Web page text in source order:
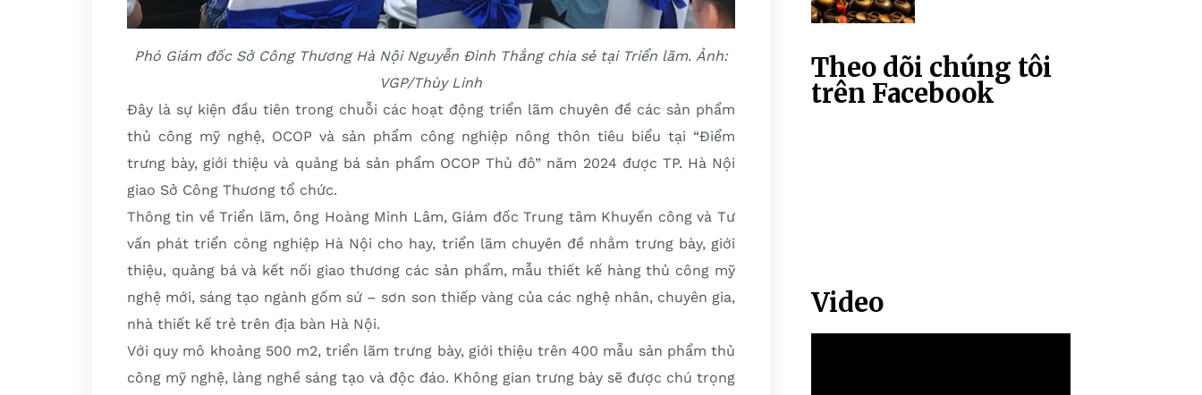
Phó Giám đốc Sở Công Thương Hà Nội Nguyễn Đình Thắng chia sẻ tại Triển lãm. Ảnh:
VGP/Thùy Linh
Đây là sự kiện đầu tiên trong chuỗi các hoạt động triển lãm chuyên đề các sản phẩm
thủ công mỹ nghệ, OCOP và sản phẩm công nghiệp nông thôn tiêu biểu tại “Điểm
trưng bày, giới thiệu và quảng bá sản phẩm OCOP Thủ đô” năm 2024 được TP. Hà Nội
giao Sở Công Thương tổ chức.
Thông tin về Triển lãm, ông Hoàng Minh Lâm, Giám đốc Trung tâm Khuyến công và Tư
vấn phát triển công nghiệp Hà Nội cho hay, triển lãm chuyên đề nhằm trưng bày, giới
thiệu, quảng bá và kết nối giao thương các sản phẩm, mẫu thiết kế hàng thủ công mỹ
nghệ mới, sáng tạo ngành gốm sứ – sơn son thiếp vàng của các nghệ nhân, chuyên gia,
nhà thiết kế trẻ trên địa bàn Hà Nội.
Với quy mô khoảng 500 m2, triển lãm trưng bày, giới thiệu trên 400 mẫu sản phẩm thủ
công mỹ nghệ, làng nghề sáng tạo và độc đáo. Không gian trưng bày sẽ được chú trọng
Theo dõi chúng tôi
trên Facebook
Video